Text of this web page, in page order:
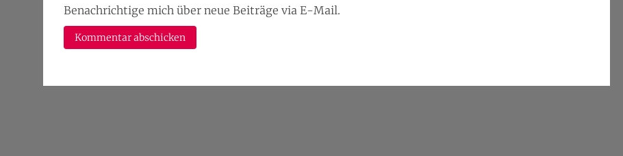
Benachrichtige mich über neue Beiträge via E-Mail.